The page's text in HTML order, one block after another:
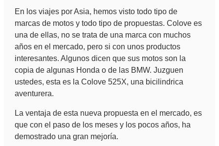
En los viajes por Asia, hemos visto todo tipo de
marcas de motos y todo tipo de propuestas. Colove es
una de ellas, no se trata de una marca con muchos
años en el mercado, pero si con unos productos
interesantes. Algunos dicen que sus motos son la
copia de algunas Honda o de las BMW. Juzguen
ustedes, esta es la Colove 525X, una bicilindrica
aventurera.
La ventaja de esta nueva propuesta en el mercado, es
que con el paso de los meses y los pocos años, ha
demostrado una gran mejoría.